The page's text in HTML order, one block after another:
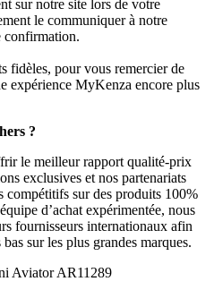
sur notre site lors de votre
le communiquer à notre
confirmation.
fidèles, pour vous remercier de
expérience MyKenza encore plus
?
le meilleur rapport qualité-prix
exclusives et nos partenariats
compétitifs sur des produits 100%
d’achat expérimentée, nous
fournisseurs internationaux afin
sur les plus grandes marques.
Aviator AR11289